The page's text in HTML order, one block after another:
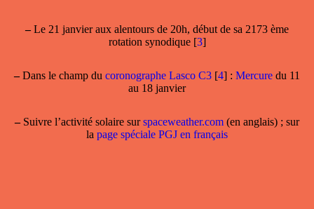
–Le 21 janvier aux alentours de 20h, début de sa 2173 ème
rotation synodique[3]
– Dans le champ du coronographe Lasco C3 [4] : Mercure du 11
au 18 janvier
–Suivre l’activité solaire surspaceweather.com (en anglais) ; sur
la page spéciale PGJ en français